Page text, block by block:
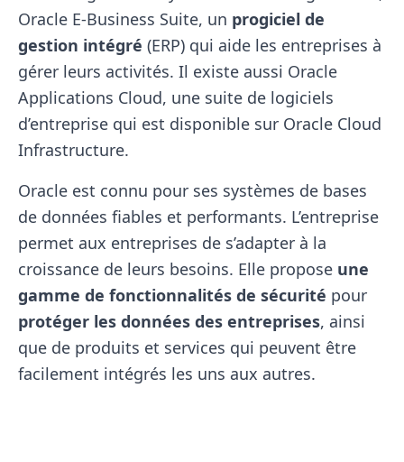
Oracle E-Business Suite, un progiciel de
gestion intégré (ERP) qui aide les entreprises à
gérer leurs activités. Il existe aussi Oracle
Applications Cloud, une suite de logiciels
d’entreprise qui est disponible sur Oracle Cloud
Infrastructure.
Oracle est connu pour ses systèmes de bases
de données fiables et performants. L’entreprise
permet aux entreprises de s’adapter à la
croissance de leurs besoins. Elle propose une
gamme de fonctionnalités de sécurité pour
protéger les données des entreprises, ainsi
que de produits et services qui peuvent être
facilement intégrés les uns aux autres.